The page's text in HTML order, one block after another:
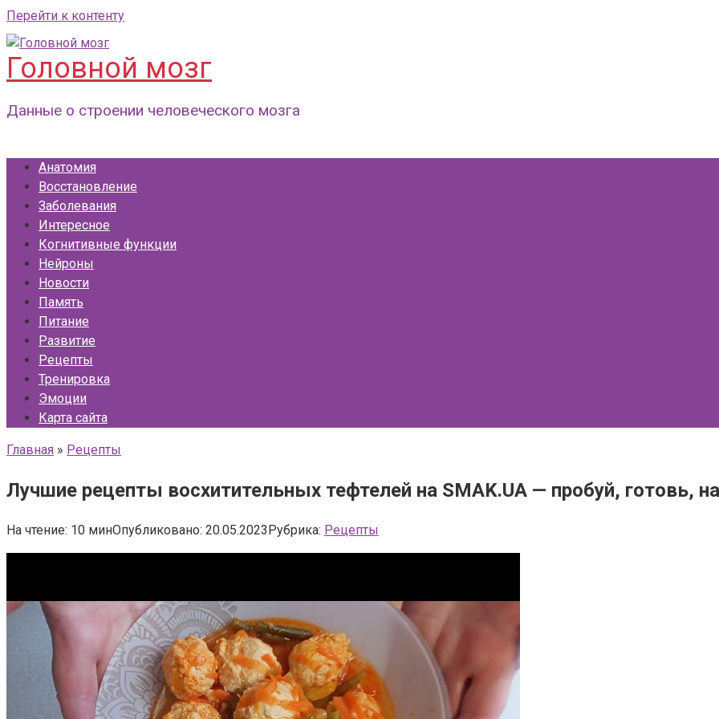
Перейти к контенту
Головной мозг
Данные о строении человеческого мозга
Анатомия
Восстановление
Заболевания
Интересное
Когнитивные функции
Нейроны
Новости
Память
Питание
Развитие
Рецепты
Тренировка
Эмоции
Карта сайта
Главная » Рецепты
Лучшие рецепты восхитительных тефтелей на SMAK.UA — пробуй, готовь,
На чтение: 10 минОпубликовано: 20.05.2023Рубрика: Рецепты